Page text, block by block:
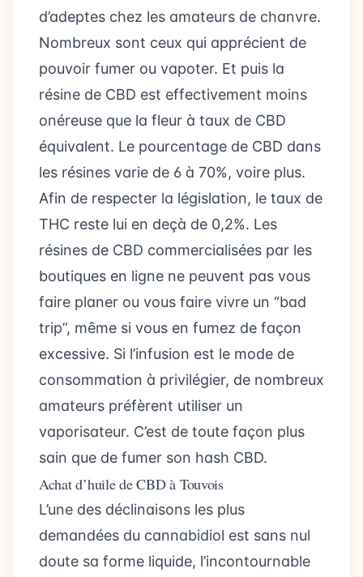
d’adeptes chez les amateurs de chanvre.
Nombreux sont ceux qui apprécient de
pouvoir fumer ou vapoter. Et puis la
résine de CBD est effectivement moins
onéreuse que la fleur à taux de CBD
équivalent. Le pourcentage de CBD dans
les résines varie de 6 à 70%, voire plus.
Afin de respecter la législation, le taux de
THC reste lui en deçà de 0,2%. Les
résines de CBD commercialisées par les
boutiques en ligne ne peuvent pas vous
faire planer ou vous faire vivre un “bad
trip”, même si vous en fumez de façon
excessive. Si l’infusion est le mode de
consommation à privilégier, de nombreux
amateurs préfèrent utiliser un
vaporisateur. C’est de toute façon plus
sain que de fumer son hash CBD.
Achat d’huile de CBD à Touvois
L’une des déclinaisons les plus
demandées du cannabidiol est sans nul
doute sa forme liquide, l’incontournable